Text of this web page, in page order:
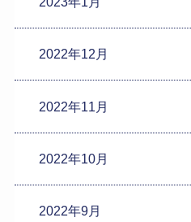
2022年12月
2022年11月
2022年10月
2022年9月